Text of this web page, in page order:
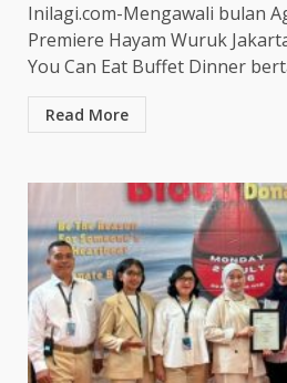
Inilagi.com-Mengawali bulan
Premiere Hayam Wuruk
You Can Eat Buffet Dinner
Read More